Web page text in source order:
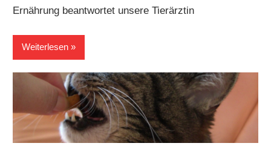
Ernährung beantwortet unsere Tierärztin
Weiterlesen